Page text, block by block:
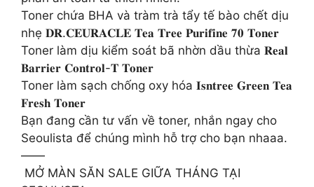
Toner chứa BHA và tràm trà tẩy tế bào chết dịu
nhẹ 𝐃𝐑.𝐂𝐄𝐔𝐑𝐀𝐂𝐋𝐄 𝐓𝐞𝐚 𝐓𝐫𝐞𝐞 𝐏𝐮𝐫𝐢𝐟𝐢𝐧𝐞 𝟕𝟎 𝐓𝐨𝐧𝐞𝐫
Toner làm dịu kiểm soát bã nhờn dầu thừa 𝐑𝐞𝐚𝐥
𝐁𝐚𝐫𝐫𝐢𝐞𝐫 𝐂𝐨𝐧𝐭𝐫𝐨𝐥-𝐓 𝐓𝐨𝐧𝐞𝐫
Toner làm sạch chống oxy hóa 𝐈𝐬𝐧𝐭𝐫𝐞𝐞 𝐆𝐫𝐞𝐞𝐧 𝐓𝐞𝐚
𝐅𝐫𝐞𝐬𝐡 𝐓𝐨𝐧𝐞𝐫
Bạn đang cần tư vấn về toner, nhắn ngay cho
Seoulista để chúng mình hỗ trợ cho bạn nhaaa.
——
️ MỞ MÀN SĂN SALE GIỮA THÁNG TẠI